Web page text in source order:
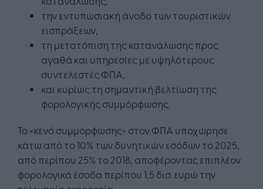
την εντυπωσιακή άνοδο των τουριστικών
εισπράξεων,
τη μετατόπιση της κατανάλωσης προς
αγαθά και υπηρεσίες με υψηλότερους
συντελεστές ΦΠΑ,
και κυρίως τη σημαντική βελτίωση της
φορολογικής συμμόρφωσης.
Το «κενό συμμόρφωσης» στον ΦΠΑ υποχώρησε
κάτω από το 10% των δυνητικών εσόδων το 2025,
από περίπου 25% το 2018, αποφέροντας επιπλέον
φορολογικά έσοδα περίπου 1,5 δισ. ευρώ την